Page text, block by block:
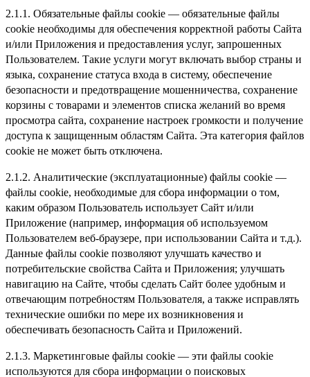
2.1.1. Обязательные файлы cookie — обязательные файлы
cookie необходимы для обеспечения корректной работы Сайта
и/или Приложения и предоставления услуг, запрошенных
Пользователем. Такие услуги могут включать выбор страны и
языка, сохранение статуса входа в систему, обеспечение
безопасности и предотвращение мошенничества, сохранение
корзины с товарами и элементов списка желаний во время
просмотра сайта, сохранение настроек громкости и получение
доступа к защищенным областям Сайта. Эта категория файлов
cookie не может быть отключена.
2.1.2. Аналитические (эксплуатационные) файлы cookie —
файлы cookie, необходимые для сбора информации о том,
каким образом Пользователь использует Сайт и/или
Приложение (например, информация об используемом
Пользователем веб-браузере, при использовании Сайта и т.д.).
Данные файлы cookie позволяют улучшать качество и
потребительские свойства Сайта и Приложения; улучшать
навигацию на Сайте, чтобы сделать Сайт более удобным и
отвечающим потребностям Пользователя, а также исправлять
технические ошибки по мере их возникновения и
обеспечивать безопасность Сайта и Приложений.
2.1.3. Маркетинговые файлы cookie — эти файлы cookie
используются для сбора информации о поисковых